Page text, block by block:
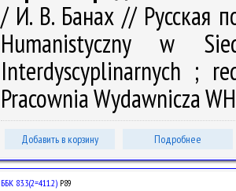
/ И. В. Банах // Русская
Humanistyczny w
Interdyscyplinarnych ;
Pracownia Wydawnicza
Добавить в корзину Подробнее
ББК 83.3(2=411.2) Р89